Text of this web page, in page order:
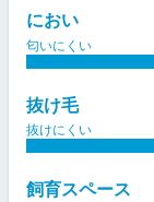
におい
匂いにくい
抜け毛
抜けにくい
飼育スペース